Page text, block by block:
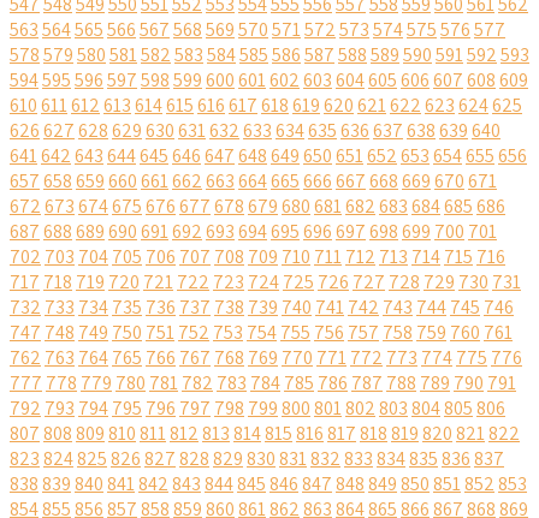
563564565566567568569570571572573574575576577
578579580581582583584585586587588589590591592593
594595596597598599600601602603604605606607608609
610611612613614615616617618619620621622623624625
626627628629630631632633634635636637638639640
641642643644645646647648649650651652653654655656
657658659660661662663664665666667668669670671
672673674675676677678679680681682683684685686
687688689690691692693694695696697698699 700 701
702 703 704705 706 707 708 709 710 711712 713 714715 716
717 718 719 720 721722 723 724725 726 727 728 729 730 731
732 733 734735 736 737 738 739 740 741742 743 744745 746
747 748 749 750 751752 753 754755 756 757 758 759 760 761
762 763 764765 766 767 768 769 770 771772 773 774775 776
777 778 779 780 781782 783 784785 786 787 788 789 790 791
792 793 794795 796 797 798 799800801802803804805806
807808809810811812813814815816817818819820821822
823824825826827828829830831832833834835836837
838839840841842843844845846847848849850851852853
854855856857858859860861862863864865866867868869